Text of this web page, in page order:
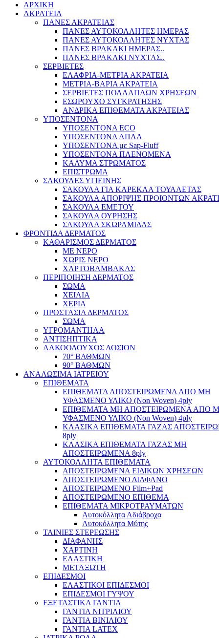
ΑΡΧΙΚΗ
ΑΚΡΑΤΕΙΑ
ΠΑΝΕΣ ΑΚΡΑΤΕΙΑΣ
ΠΑΝΕΣ ΑΥΤΟΚΟΛΛΗΤΕΣ ΗΜΕΡΑΣ
ΠΑΝΕΣ ΑΥΤΟΚΟΛΛΗΤΕΣ ΝΥΧΤΑΣ
ΠΑΝΕΣ ΒΡΑΚΑΚΙ ΗΜΕΡΑΣ..
ΠΑΝΕΣ ΒΡΑΚΑΚΙ ΝΥΧΤΑΣ..
ΣΕΡΒΙΕΤΕΣ
ΕΛΑΦΡΙΑ-ΜΕΤΡΙΑ ΑΚΡΑΤΕΙΑ
ΜΕΤΡΙΑ-ΒΑΡΙΑ ΑΚΡΑΤΕΙΑ
ΣΕΡΒΙΕΤΕΣ ΠΟΛΛΑΠΛΩΝ ΧΡΗΣΕΩΝ
ΕΣΩΡΟΥΧΟ ΣΥΓΚΡΑΤΗΣΗΣ
ΑΝΔΡΙΚΑ ΕΠΙΘΕΜΑΤΑ ΑΚΡΑΤΕΙΑΣ
ΥΠΟΣΕΝΤΟΝΑ
ΥΠΟΣΕΝΤΟΝΑ ECO
ΥΠΟΣΕΝΤΟΝΑ ΑΠΛΑ
ΥΠΟΣΕΝΤΟΝΑ με Sap-Fluff
ΥΠΟΣΕΝΤΟΝΑ ΠΛΕΝΟΜΕΝΑ
ΚΑΛΥΜΑ ΣΤΡΩΜΑΤΟΣ
ΕΠΙΣΤΡΩΜΑ
ΣΑΚΟΥΛΕΣ ΥΓΙΕΙΝΗΣ
ΣΑΚΟΥΛΑ ΓΙΑ ΚΑΡΕΚΛΑ ΤΟΥΑΛΕΤΑΣ
ΣΑΚΟΥΛΑ ΑΠΟΡΙΨΗΣ ΠΡΟΙΟΝΤΩΝ
ΣΑΚΟΥΛΑ ΕΜΕΤΟΥ
ΣΑΚΟΥΛΑ ΟΥΡΗΣΗΣ
ΣΑΚΟΥΛΑ ΣΚΩΡΑΜΙΔΑΣ
ΦΡΟΝΤΙΔΑ ΔΕΡΜΑΤΟΣ
ΚΑΘΑΡΙΣΜΟΣ ΔΕΡΜΑΤΟΣ
ΜΕ ΝΕΡΟ
ΧΩΡΙΣ ΝΕΡΟ
ΧΑΡΤΟΒΑΜΒΑΚΑΣ
ΠΕΡΙΠΟΙΗΣΗ ΔΕΡΜΑΤΟΣ
ΣΩΜΑ
ΧΕΙΛΙΑ
ΧΕΡΙΑ
ΠΡΟΣΤΑΣΙΑ ΔΕΡΜΑΤΟΣ
ΣΩΜΑ
ΥΓΡΟΜΑΝΤΗΛΑ
ΑΝΤΙΣΗΠΤΙΚΑ
ΑΛΚΟΟΛΟΥΧΟΣ ΛΟΣΙΟΝ
70° ΒΑΘΜΩΝ
90° ΒΑΘΜΩΝ
ΑΝΑΛΩΣΙΜΑ ΙΑΤΡΕΙΟΥ
ΕΠΙΘΕΜΑΤΑ
ΕΠΙΘΕΜΑΤΑ ΑΠΟΣΤΕΙΡΩΜΕΝΑ ΑΠΟ ΜΗ
ΥΦΑΣΜΕΝΟ ΥΛΙΚΟ (Non Woven) 4ply
ΕΠΙΘΕΜΑΤΑ ΜΗ ΑΠΟΣΤΕΙΡΩΜΕΝΑ ΑΠΟ
ΥΦΑΣΜΕΝΟ ΥΛΙΚΟ (Non Woven) 4ply
ΚΛΑΣΙΚΑ ΕΠΙΘΕΜΑΤΑ ΓΑΖΑΣ
8ply
ΚΛΑΣΙΚΑ ΕΠΙΘΕΜΑΤΑ ΓΑΖΑΣ ΜΗ
ΑΠΟΣΤΕΙΡΩΜΕΝΑ 8ply
ΑΥΤΟΚΟΛΛΗΤΑ ΕΠΙΘΕΜΑΤΑ
ΑΠΟΣΤΕΙΡΩΜΕΝΑ ΕΙΔΙΚΩΝ ΧΡΗΣΕΩΝ
ΑΠΟΣΤΕΙΡΩΜΕΝΟ ΔΙΑΦΑΝΟ
ΑΠΟΣΤΕΙΡΩΜΕΝΟ Film+Pad
ΑΠΟΣΤΕΙΡΩΜΕΝΟ ΕΠΙΘΕΜΑ
ΕΠΙΘΕΜΑΤΑ ΜΙΚΡΟΤΡΑΥΜΑΤΩΝ
Αυτοκόλλητα Αδιάβροχα
Αυτοκόλλητα Μύτης
ΤΑΙΝΙΕΣ ΣΤΕΡΕΩΣΗΣ
ΔΙΑΦΑΝΗΣ
ΧΑΡΤΙΝΗ
ΕΛΑΣΤΙΚΗ
ΜΕΤΑΞΩΤΗ
ΕΠΙΔΕΣΜΟΙ
ΕΛΑΣΤΙΚΟΙ ΕΠΙΔΕΣΜΟΙ
ΕΠΙΔΕΣΜΟΙ ΓΥΨΟΥ
ΕΞΕΤΑΣΤΙΚΑ ΓΑΝΤΙΑ
ΓΑΝΤΙΑ ΝΙΤΡΙΛΙΟΥ
ΓΑΝΤΙΑ ΒΙΝΙΛΙΟΥ
ΓΑΝΤΙΑ LATEX